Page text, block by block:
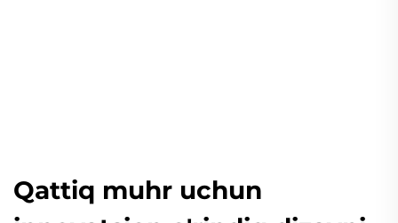
Qattiq muhr uchun